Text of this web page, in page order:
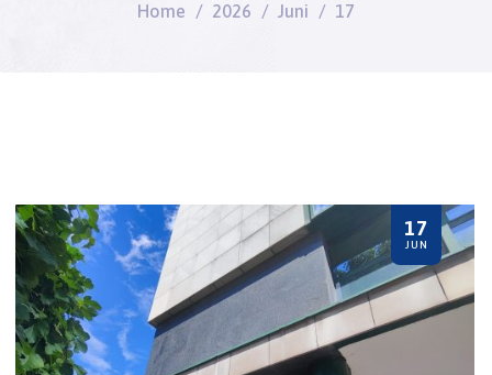
Home 2026 Juni 17
17
JUN